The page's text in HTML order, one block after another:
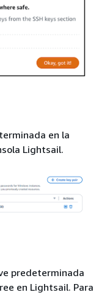
en la
Lightsail.
predeterminada
en Lightsail. Para